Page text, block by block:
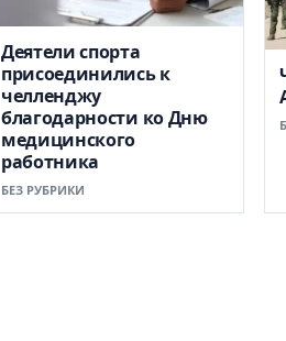
Деятели спорта
присоединились к
челленджу
благодарности ко Дню
медицинского
работника
БЕЗ РУБРИКИ